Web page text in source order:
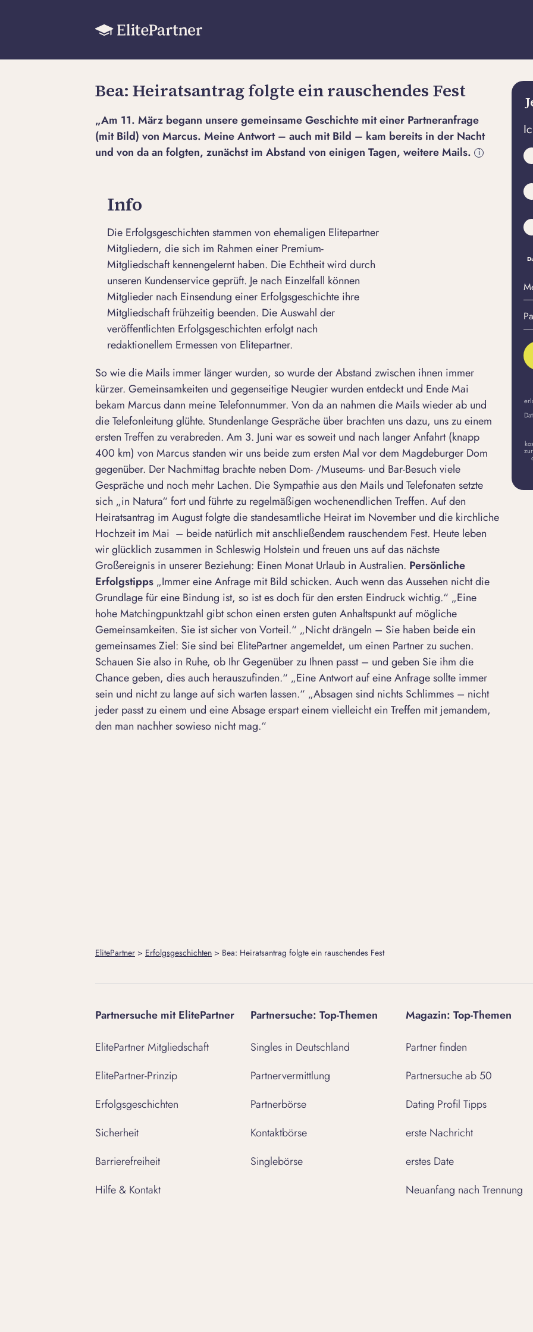
Bea: Heiratsantrag folgte ein rauschendes Fest
„Am 11. März begann unsere gemeinsame Geschichte mit einer Partneranfrage
(mit Bild) von Marcus. Meine Antwort – auch mit Bild – kam bereits in der Nacht
und von da an folgten, zunächst im Abstand von einigen Tagen, weitere Mails.
i
Info
Die Erfolgsgeschichten stammen von ehemaligen Elitepartner
Mitgliedern, die sich im Rahmen einer Premium-
Mitgliedschaft kennengelernt haben. Die Echtheit wird durch
unseren Kundenservice geprüft. Je nach Einzelfall können
Mitglieder nach Einsendung einer Erfolgsgeschichte ihre
Mitgliedschaft frühzeitig beenden. Die Auswahl der
veröffentlichten Erfolgsgeschichten erfolgt nach
redaktionellem Ermessen von Elitepartner.
So wie die Mails immer länger wurden, so wurde der Abstand zwischen ihnen immer
kürzer. Gemeinsamkeiten und gegenseitige Neugier wurden entdeckt und Ende Mai
bekam Marcus dann meine Telefonnummer. Von da an nahmen die Mails wieder ab und
die Telefonleitung glühte. Stundenlange Gespräche über brachten uns dazu, uns zu einem
ersten Treffen zu verabreden. Am 3. Juni war es soweit und nach langer Anfahrt (knapp
400 km) von Marcus standen wir uns beide zum ersten Mal vor dem Magdeburger Dom
gegenüber. Der Nachmittag brachte neben Dom- /Museums- und Bar-Besuch viele
Gespräche und noch mehr Lachen. Die Sympathie aus den Mails und Telefonaten setzte
sich „in Natura“ fort und führte zu regelmäßigen wochenendlichen Treffen. Auf den
Heiratsantrag im August folgte die standesamtliche Heirat im November und die kirchliche
Hochzeit im Mai – beide natürlich mit anschließendem rauschendem Fest. Heute leben
wir glücklich zusammen in Schleswig Holstein und freuen uns auf das nächste
Großereignis in unserer Beziehung: Einen Monat Urlaub in Australien. Persönliche
Erfolgstipps „Immer eine Anfrage mit Bild schicken. Auch wenn das Aussehen nicht die
Grundlage für eine Bindung ist, so ist es doch für den ersten Eindruck wichtig.“ „Eine
hohe Matchingpunktzahl gibt schon einen ersten guten Anhaltspunkt auf mögliche
Gemeinsamkeiten. Sie ist sicher von Vorteil.“ „Nicht drängeln – Sie haben beide ein
gemeinsames Ziel: Sie sind bei ElitePartner angemeldet, um einen Partner zu suchen.
Schauen Sie also in Ruhe, ob Ihr Gegenüber zu Ihnen passt – und geben Sie ihm die
Chance geben, dies auch herauszufinden.“ „Eine Antwort auf eine Anfrage sollte immer
sein und nicht zu lange auf sich warten lassen.“ „Absagen sind nichts Schlimmes – nicht
jeder passt zu einem und eine Absage erspart einem vielleicht ein Treffen mit jemandem,
den man nachher sowieso nicht mag.“
E-
ElitePartner > Erfolgsgeschichten > Bea: Heiratsantrag folgte ein rauschendes Fest
Partnersuche mit ElitePartner
ElitePartner Mitgliedschaft
ElitePartner-Prinzip
Erfolgsgeschichten
Sicherheit
Barrierefreiheit
Hilfe & Kontakt
Partnersuche: Top-Themen
Singles in Deutschland
Partnervermittlung
Partnerbörse
Kontaktbörse
Singlebörse
Magazin: Top-Themen
Partner finden
Partnersuche ab 50
Dating Profil Tipps
erste Nachricht
erstes Date
Neuanfang nach Trennung